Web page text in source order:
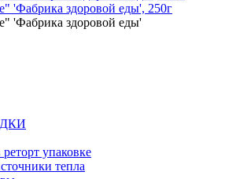
'Фабрика здоровой еды', 250г
'Фабрика здоровой еды'
упаковке
тепла